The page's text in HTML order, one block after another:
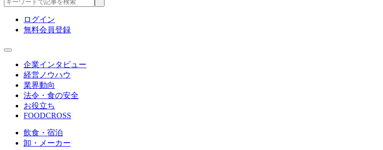
ログイン
無料会員登録
企業インタビュー
経営ノウハウ
業界動向
法令・食の安全
お役立ち
FOODCROSS
飲食・宿泊
卸・メーカー